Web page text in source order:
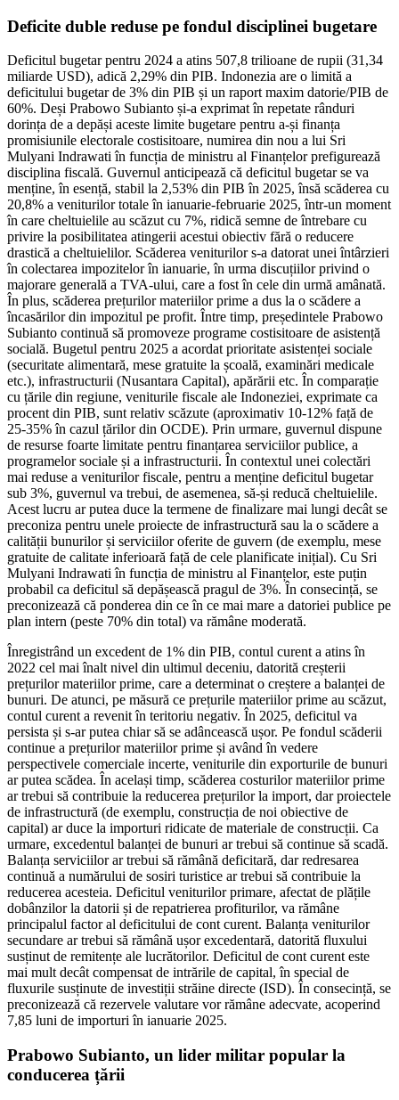
Deficite duble reduse pe fondul disciplinei bugetare
Deficitul bugetar pentru 2024 a atins 507,8 trilioane de rupii (31,34
miliarde USD), adică 2,29% din PIB. Indonezia are o limită a
deficitului bugetar de 3% din PIB și un raport maxim datorie/PIB de
60%. Deși Prabowo Subianto și-a exprimat în repetate rânduri
dorința de a depăși aceste limite bugetare pentru a-și finanța
promisiunile electorale costisitoare, numirea din nou a lui Sri
Mulyani Indrawati în funcția de ministru al Finanțelor prefigurează
disciplina fiscală. Guvernul anticipează că deficitul bugetar se va
menține, în esență, stabil la 2,53% din PIB în 2025, însă scăderea cu
20,8% a veniturilor totale în ianuarie-februarie 2025, într-un moment
în care cheltuielile au scăzut cu 7%, ridică semne de întrebare cu
privire la posibilitatea atingerii acestui obiectiv fără o reducere
drastică a cheltuielilor. Scăderea veniturilor s-a datorat unei întârzieri
în colectarea impozitelor în ianuarie, în urma discuțiilor privind o
majorare generală a TVA-ului, care a fost în cele din urmă amânată.
În plus, scăderea prețurilor materiilor prime a dus la o scădere a
încasărilor din impozitul pe profit. Între timp, președintele Prabowo
Subianto continuă să promoveze programe costisitoare de asistență
socială. Bugetul pentru 2025 a acordat prioritate asistenței sociale
(securitate alimentară, mese gratuite la școală, examinări medicale
etc.), infrastructurii (Nusantara Capital), apărării etc. În comparație
cu țările din regiune, veniturile fiscale ale Indoneziei, exprimate ca
procent din PIB, sunt relativ scăzute (aproximativ 10-12% față de
25-35% în cazul țărilor din OCDE). Prin urmare, guvernul dispune
de resurse foarte limitate pentru finanțarea serviciilor publice, a
programelor sociale și a infrastructurii. În contextul unei colectări
mai reduse a veniturilor fiscale, pentru a menține deficitul bugetar
sub 3%, guvernul va trebui, de asemenea, să-și reducă cheltuielile.
Acest lucru ar putea duce la termene de finalizare mai lungi decât se
preconiza pentru unele proiecte de infrastructură sau la o scădere a
calității bunurilor și serviciilor oferite de guvern (de exemplu, mese
gratuite de calitate inferioară față de cele planificate inițial). Cu Sri
Mulyani Indrawati în funcția de ministru al Finanțelor, este puțin
probabil ca deficitul să depășească pragul de 3%. În consecință, se
preconizează că ponderea din ce în ce mai mare a datoriei publice pe
plan intern (peste 70% din total) va rămâne moderată.
Înregistrând un excedent de 1% din PIB, contul curent a atins în
2022 cel mai înalt nivel din ultimul deceniu, datorită creșterii
prețurilor materiilor prime, care a determinat o creștere a balanței de
bunuri. De atunci, pe măsură ce prețurile materiilor prime au scăzut,
contul curent a revenit în teritoriu negativ. În 2025, deficitul va
persista și s-ar putea chiar să se adâncească ușor. Pe fondul scăderii
continue a prețurilor materiilor prime și având în vedere
perspectivele comerciale incerte, veniturile din exporturile de bunuri
ar putea scădea. În același timp, scăderea costurilor materiilor prime
ar trebui să contribuie la reducerea prețurilor la import, dar proiectele
de infrastructură (de exemplu, construcția de noi obiective de
capital) ar duce la importuri ridicate de materiale de construcții. Ca
urmare, excedentul balanței de bunuri ar trebui să continue să scadă.
Balanța serviciilor ar trebui să rămână deficitară, dar redresarea
continuă a numărului de sosiri turistice ar trebui să contribuie la
reducerea acesteia. Deficitul veniturilor primare, afectat de plățile
dobânzilor la datorii și de repatrierea profiturilor, va rămâne
principalul factor al deficitului de cont curent. Balanța veniturilor
secundare ar trebui să rămână ușor excedentară, datorită fluxului
susținut de remitențe ale lucrătorilor. Deficitul de cont curent este
mai mult decât compensat de intrările de capital, în special de
fluxurile susținute de investiții străine directe (ISD). În consecință, se
preconizează că rezervele valutare vor rămâne adecvate, acoperind
7,85 luni de importuri în ianuarie 2025.
Prabowo Subianto, un lider militar popular la
conducerea țării